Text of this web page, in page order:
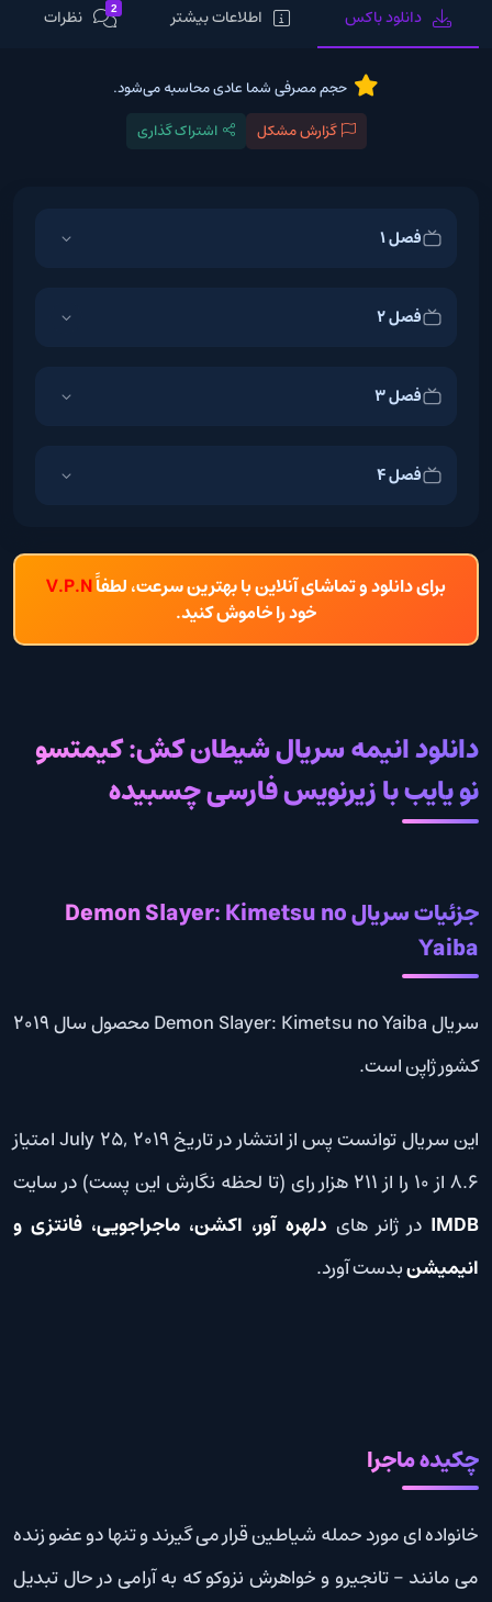
دانلود باکس اطلاعات بیشتر 2 نظرات
حجم مصرفی شما عادی محاسبه می‌شود.
گزارش مشکل
اشتراک گذاری
فصل 1
فصل 2
فصل 3
فصل 4
برای دانلود و تماشای آنلاین با بهترین سرعت، لطفاًV.P.N
خود را خاموش کنید.
دانلود انیمه سریال شیطان کش: کیمتسو
نو یایب با زیرنویس فارسی چسبیده
جزئیات سریال Demon Slayer: Kimetsu no
Yaiba
سریال Demon Slayer: Kimetsu no Yaiba محصول سال 2019
کشور ژاپن است.
این سریال توانست پس از انتشار در تاریخ July 25, 2019 امتیاز
8.6 از 10 را از 211 هزار رای (تا لحظه نگارش این پست) در سایت
IMDB در ژانر های دلهره آور، اکشن، ماجراجویی، فانتزی و
انیمیشنبدست آورد.
چکیده ماجرا
خانواده ای مورد حمله شیاطین قرار می گیرند و تنها دو عضو زنده
می مانند – تانجیرو و خواهرش نزوکو که به آرامی در حال تبدیل